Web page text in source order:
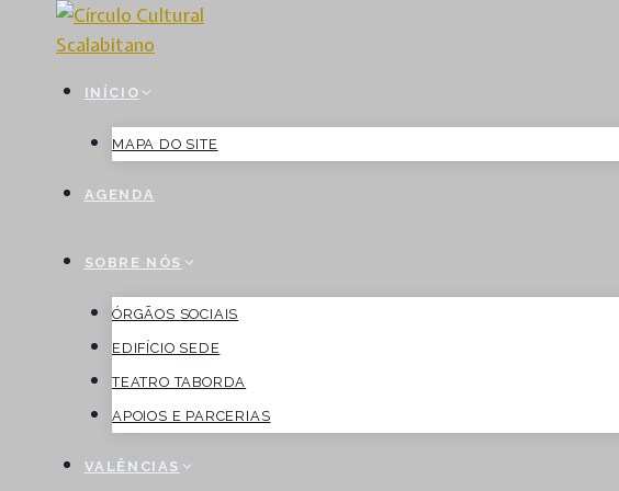
INÍCIO
MAPA DO SITE
AGENDA
SOBRE NÓS
ÓRGÃOS SOCIAIS
EDIFÍCIO SEDE
TEATRO TABORDA
APOIOS E PARCERIAS
VALÊNCIAS